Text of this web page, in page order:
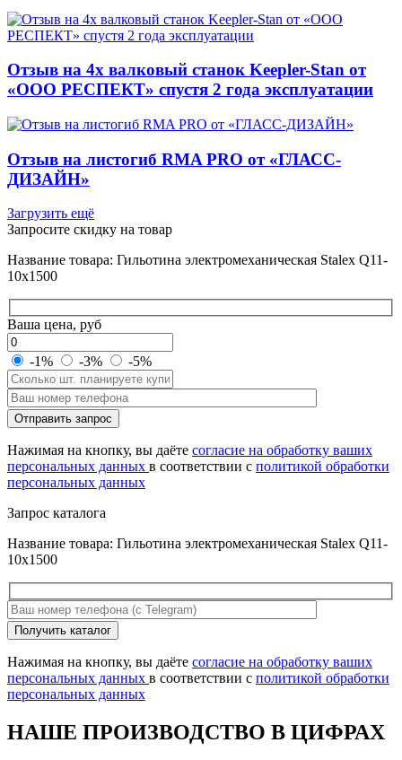
Отзыв на 4х валковый станок Keepler-Stan от
«ООО РЕСПЕКТ» спустя 2 года эксплуатации
Отзыв на листогиб RMA PRO от «ГЛАСС-
ДИЗАЙН»
Загрузить ещё
Запросите скидку на товар
Название товара: Гильотина электромеханическая Stalex Q11-
10x1500
Ваша цена, руб
-1% -3% -5%
Оставьте
это
поле
пустым.
Отправить запрос
Нажимая на кнопку, вы даёте согласие на обработку ваших
персональных данных в соответствии с политикой обработки
персональных данных
Запрос каталога
Название товара: Гильотина электромеханическая Stalex Q11-
10x1500
Оставьте
это
поле
пустым.
Получить каталог
Нажимая на кнопку, вы даёте согласие на обработку ваших
персональных данных в соответствии с политикой обработки
персональных данных
НАШЕ ПРОИЗВОДСТВО В ЦИФРАХ